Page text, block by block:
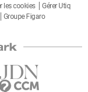
les cookies
Gérer Utiq
Groupe Figaro